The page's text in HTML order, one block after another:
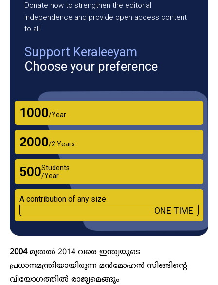
Donate now to strengthen the editorial
independence and provide open access content
to all.
Support Keraleeyam
Choose your preference
₹1000/Year
₹2000/2 Years
₹500Students
/Year
A contribution of any size
ONE TIME
2004മുതൽ 2014 വരെ ഇന്ത്യയുടെ
പ്രധാനമന്ത്രിയായിരുന്ന മൻമോഹൻ സിങ്ങിന്റെ
വിയോഗത്തിൽ രാജ്യമെങ്ങും